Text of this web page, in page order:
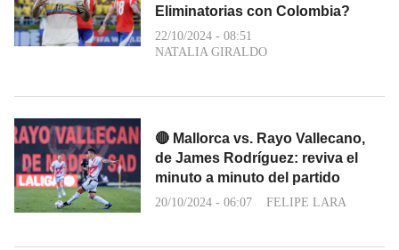
Eliminatorias con Colombia?
22/10/2024 - 08:51
NATALIA GIRALDO
🔴 Mallorca vs. Rayo Vallecano,
de James Rodríguez: reviva el
minuto a minuto del partido
20/10/2024 - 06:07 FELIPE LARA